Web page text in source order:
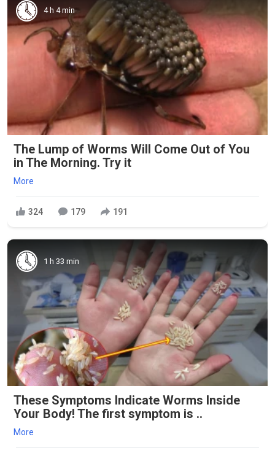
4 h 4 min
The Lump of Worms Will Come Out of You
in The Morning. Try it
More
324 179 191
1 h 33 min
These Symptoms Indicate Worms Inside
Your Body! The first symptom is ..
More